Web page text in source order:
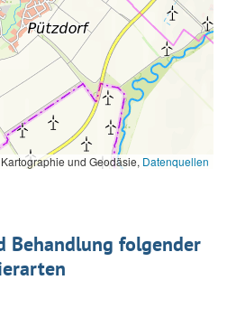
und Geodäsie, Datenquellen
Behandlung folgender